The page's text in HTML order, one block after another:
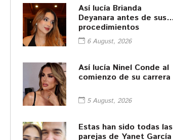
Así lucía Brianda
Deyanara antes de sus
procedimientos
cosméticos
6 August, 2026
Así lucía Ninel Conde al
comienzo de su carrera
5 August, 2026
Estas han sido todas las
parejas de Yanet García